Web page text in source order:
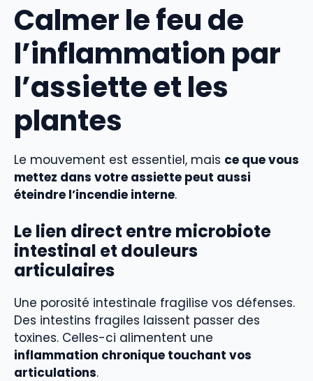
Calmer le feu de
l’inflammation par
l’assiette et les
plantes
Le mouvement est essentiel, mais ce que vous
mettez dans votre assiette peut aussi
éteindre l’incendie interne.
Le lien direct entre microbiote
intestinal et douleurs
articulaires
Une porosité intestinale fragilise vos défenses.
Des intestins fragiles laissent passer des
toxines. Celles-ci alimentent une
inflammation chronique touchant vos
articulations.